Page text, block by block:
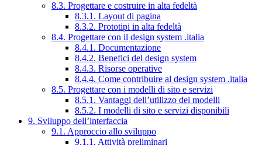
8.3. Progettare e costruire in alta fedeltà
8.3.1. Layout di pagina
8.3.2. Prototipi in alta fedeltà
8.4. Progettare con il design system .italia
8.4.1. Documentazione
8.4.2. Benefici del design system
8.4.3. Risorse operative
8.4.4. Come contribuire al design system .italia
8.5. Progettare con i modelli di sito e servizi
8.5.1. Vantaggi dell’utilizzo dei modelli
8.5.2. I modelli di sito e servizi disponibili
9. Sviluppo dell’interfaccia
9.1. Approccio allo sviluppo
9.1.1. Attività preliminari